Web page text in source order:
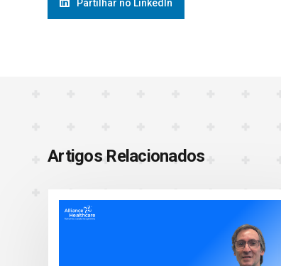
Partilhar no LinkedIn
Artigos Relacionados